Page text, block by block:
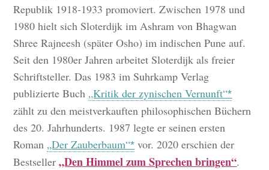
Republik 1918-1933 promoviert. Zwischen 1978 und
1980 hielt sich Sloterdijk im Ashram von Bhagwan
Shree Rajneesh (später Osho) im indischen Pune auf.
Seit den 1980er Jahren arbeitet Sloterdijk als freier
Schriftsteller. Das 1983 im Suhrkamp Verlag
publizierte Buch „Kritik der zynischen Vernunft“
zählt zu den meistverkauften philosophischen Büchern
des 20. Jahrhunderts. 1987 legte er seinen ersten
Roman „Der Zauberbaum“ vor. 2020 erschien der
Bestseller„Den Himmel zum Sprechen bringen“.